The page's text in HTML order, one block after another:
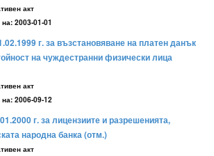
акт
на: 2003-01-01
г. за възстановяване на платен данък
на чуждестранни физически лица
акт
на: 2006-09-12
г. за лицензиите и разрешенията,
народна банка (отм.)
акт